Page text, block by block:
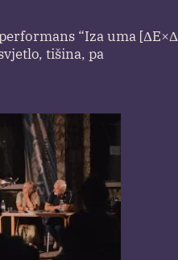
“Iza uma
tišina, pa